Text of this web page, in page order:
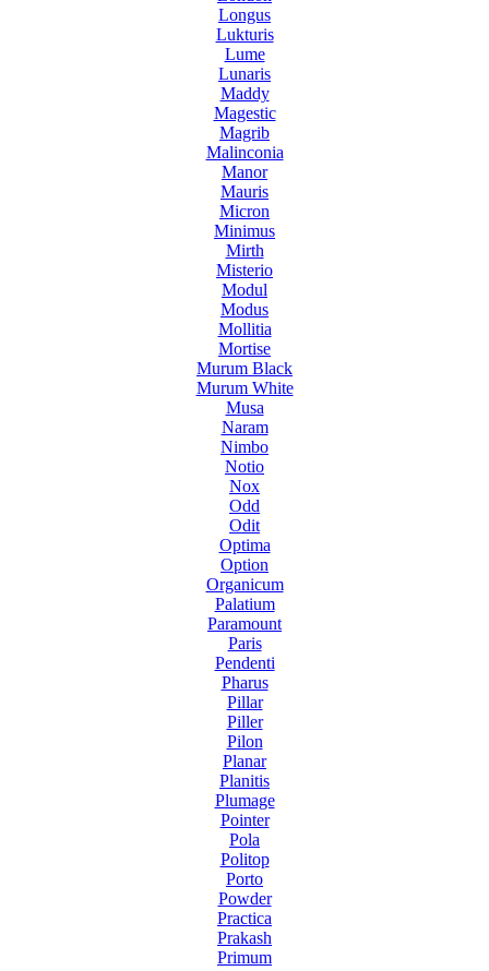
Longus
Lukturis
Lume
Lunaris
Maddy
Magestic
Magrib
Malinconia
Manor
Mauris
Micron
Minimus
Mirth
Misterio
Modul
Modus
Mollitia
Mortise
Murum Black
Murum White
Musa
Naram
Nimbo
Notio
Nox
Odd
Odit
Optima
Option
Organicum
Palatium
Paramount
Paris
Pendenti
Pharus
Pillar
Piller
Pilon
Planar
Planitis
Plumage
Pointer
Pola
Politop
Porto
Powder
Practica
Prakash
Primum